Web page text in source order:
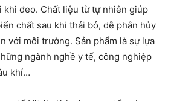
khi đeo. Chất liệu từ tự nhiên giúp
chất sau khi thải bỏ, dễ phân hủy
với môi trường. Sản phẩm là sự lựa
ngành nghề y tế, công nghiệp
khí…